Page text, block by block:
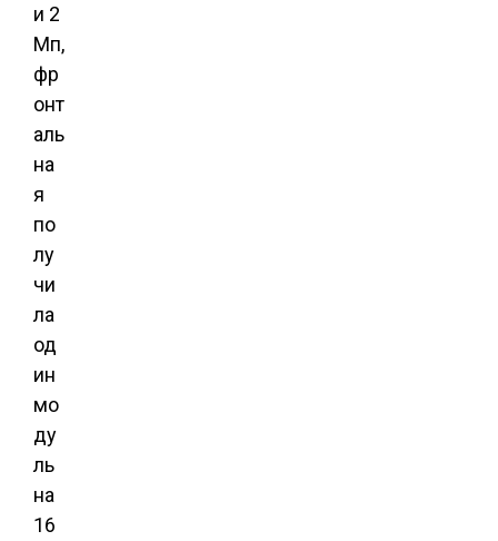
и 2
Мп,
фр
онт
аль
на
я
по
лу
чи
ла
од
ин
мо
ду
ль
на
16